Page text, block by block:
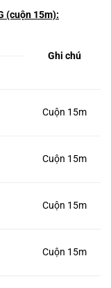
(cuộn 15m):
Ghi chú
Cuộn 15m
Cuộn 15m
Cuộn 15m
Cuộn 15m